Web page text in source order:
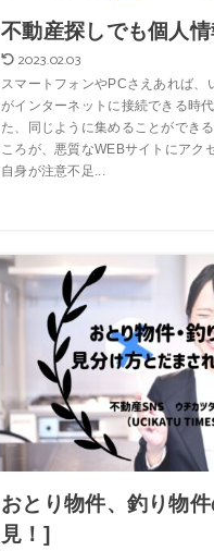
不動産探しでも個人情
2023.02.03
スマートフォンやPCさえあれば、
がインターネットに接続できる時
た、同じように集めることができ
ころが、悪質なWEBサイトにアク
自身が注意不足...
おとり物件、釣り物
見！]